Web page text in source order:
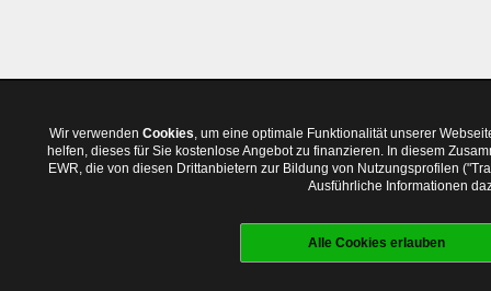
Wir verwenden Cookies, um eine optimale Funktionalität unserer
helfen, dieses für Sie kostenlose Angebot zu finanzieren. In diesem
EWR, die von diesen Drittanbietern zur Bildung von Nutzungsprofilen
Ausführliche Informationen
Alle Cookies erlauben